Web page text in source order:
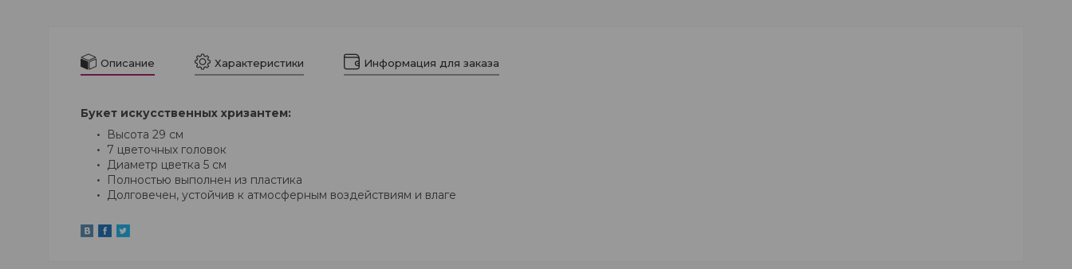
Описание Характеристики Информация для заказа
Букет искусственных хризантем:
Высота 29 см
7 цветочных головок
Диаметр цветка 5 см
Полностью выполнен из пластика
Долговечен, устойчив к атмосферным воздействиям и влаге